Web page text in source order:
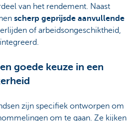
van het rendement. Naast
scherp geprijsde aanvullende
of arbeidsongeschiktheid,
goede keuze in een
zijn specifiek ontworpen om
om te gaan. Ze kijken